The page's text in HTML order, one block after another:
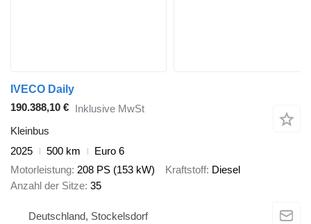
IVECO Daily
190.388,10 € Inklusive MwSt
Kleinbus
2025
500 km
Euro 6
Motorleistung 208 PS (153 kW) Kraftstoff Diesel
Anzahl der Sitze 35
Deutschland, Stockelsdorf